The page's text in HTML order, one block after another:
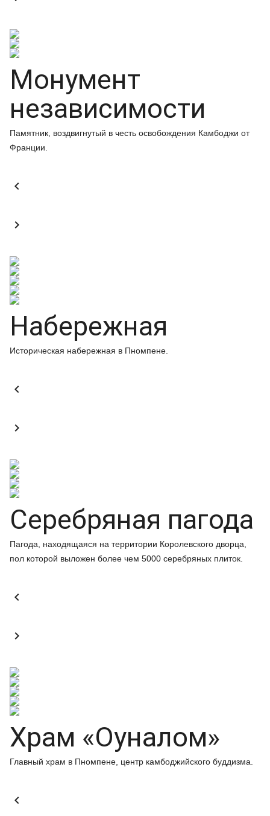
Монумент
независимости
Памятник, воздвигнутый в честь освобождения Камбоджи от
Франции.


Набережная
Историческая набережная в Пномпене.


Серебряная пагода
Пагода, находящаяся на территории Королевского дворца,
пол которой выложен более чем 5000 серебряных плиток.


Храм «Оуналом»
Главный храм в Пномпене, центр камбоджийского буддизма.
